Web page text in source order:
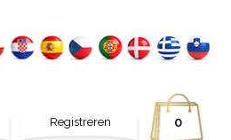
0
Registreren